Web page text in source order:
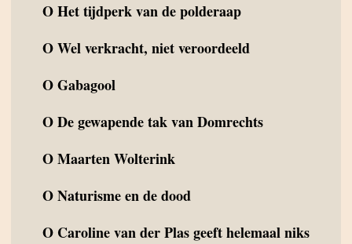
OHet tijdperk van de polderaap
OWel verkracht, niet veroordeeld
OGabagool
ODe gewapende tak van Domrechts
OMaarten Wolterink
ONaturisme en de dood
O Caroline van der Plas geeft helemaal niks